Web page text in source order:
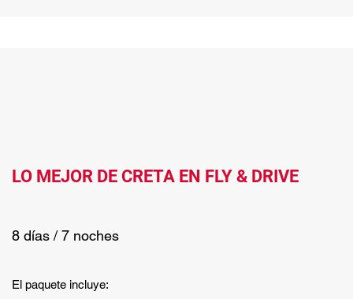
LO MEJOR DE CRETA EN FLY & DRIVE
8 días / 7 noches
El paquete incluye: